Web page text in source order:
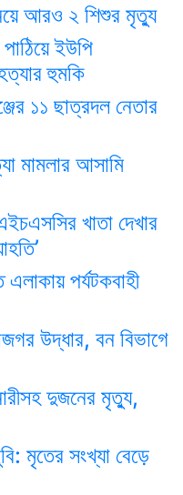
আরও ২ শিশুর মৃত্যু
ইউপি
হুমকি
১১ ছাত্রদল নেতার
মামলার আসামি
খাতা দেখার
এলাকায় পর্যটকবাহী
উদ্ধার, বন বিভাগে
দুজনের মৃত্যু,
মৃতের সংখ্যা বেড়ে